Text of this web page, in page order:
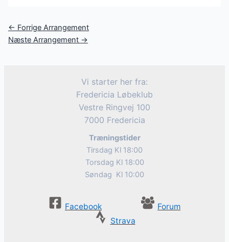
Post
navigation
← Forrige Arrangement
Næste Arrangement →
Vi starter her fra:
Fredericia Løbeklub
Vestre Ringvej 100
7000 Fredericia
Træningstider
Tirsdag Kl 18:00
Torsdag Kl 18:00
Søndag Kl 10:00
Facebook
Forum
Strava